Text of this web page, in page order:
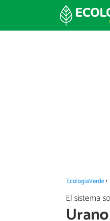
EcologíaVerde
El sistema
Urano